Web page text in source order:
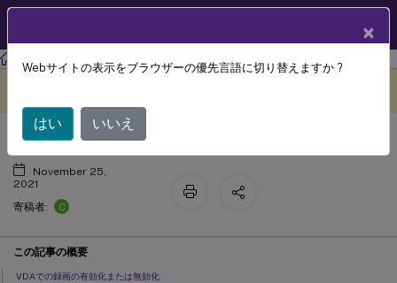
Session Recording Session Recording 2109
録画の有効化と無効化
November 25,
2021
寄稿者:
C
この記事の概要
VDAでの録画の有効化または無効化
×
Webサイトの表示をブラウザーの優先言語に切り替えますか ?
はい いいえ